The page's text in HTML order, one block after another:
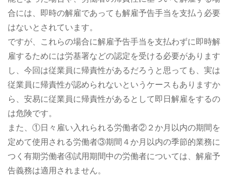
合には、即時の解雇であっても解雇予告手当を支払う必要
はないとされています。
ですが、これらの場合に解雇予告手当を支払わずに即時解
雇するためには労基署などの認定を受ける必要があります
し、今回は従業員に帰責性があるだろうと思っても、実は
従業員に帰責性が認められないというケースもありますか
ら、安易に従業員に帰責性があるとして即日解雇をするの
は危険です。
また、①日々雇い入れられる労働者②２か月以内の期間を
定めて使用される労働者③期間４か月以内の季節的業務に
つく有期労働者④試用期間中の労働者については、解雇予
告義務は適用されません。